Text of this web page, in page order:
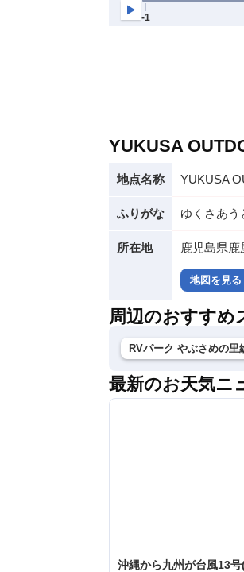
YUKUSA
地点名称 YUKUSA
ふりがな ゆくさあう
所在地 鹿児島県鹿
地図を見る
周辺のおすすめ
RVパーク やぶさめの里
最新のお天気ニ
沖縄から九州が台風13号